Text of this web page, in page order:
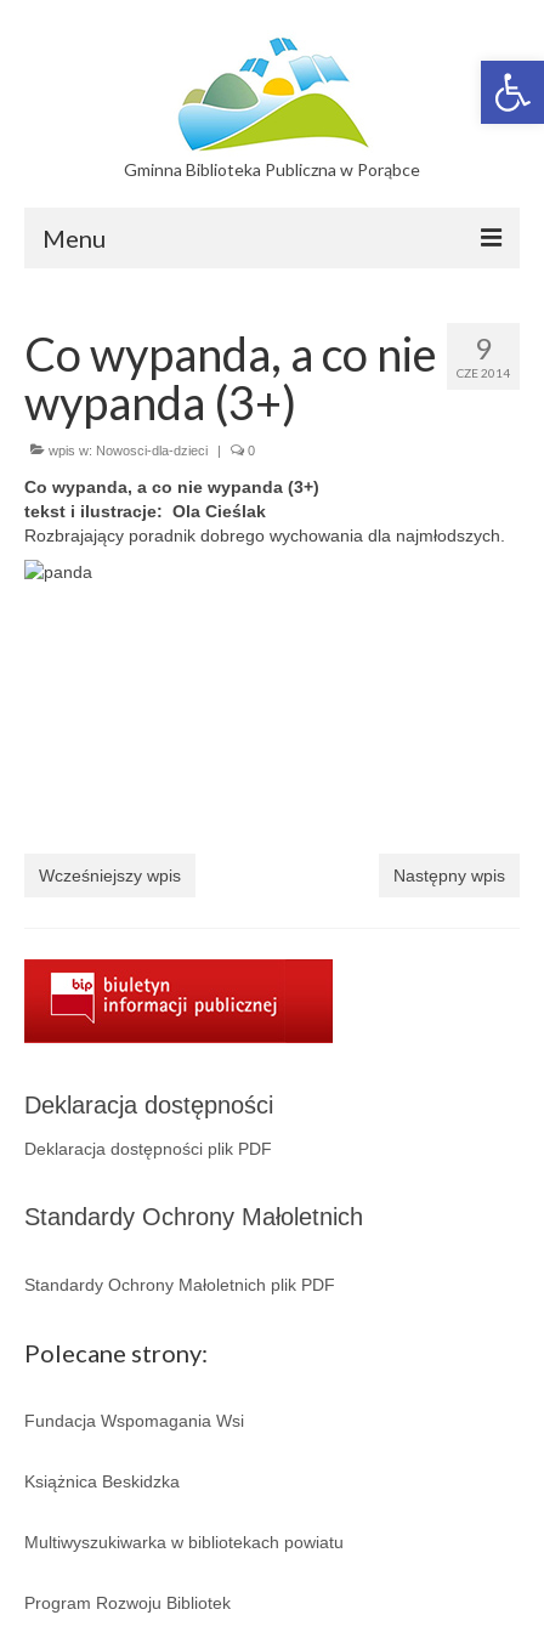
Gminna Biblioteka Publiczna w Porąbce
Menu
Filia w Bujakowie
Filia w Czańcu
Filia w Kobiernicach
Katalog On-line
Aktualności
Klauzula informacyjna
Polityka prywatności
Regulamin
Regulamin korzystania ze zbiorów i usług GBP
Galeria
Galeria 2026
Galeria 2024
Galeria 2023
Galeria 2022
9
CZE 2014
Co wypanda, a co nie
wypanda (3+)
wpis w: Nowosci-dla-dzieci | 0
Co wypanda, a co nie wypanda (3+)
tekst i ilustracje: Ola Cieślak
Rozbrajający poradnik dobrego wychowania dla najmłodszych.
Wcześniejszy wpis Następny wpis
Deklaracja dostępności
Deklaracja dostępności plik PDF
Standardy Ochrony Małoletnich
Standardy Ochrony Małoletnich plik PDF
Polecane strony:
Fundacja Wspomagania Wsi
Książnica Beskidzka
Multiwyszukiwarka w bibliotekach powiatu
Program Rozwoju Bibliotek